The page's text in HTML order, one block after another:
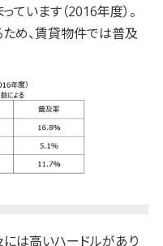
います（2016年度）。
め、賃貸物件では普及
には高いハードルがあり